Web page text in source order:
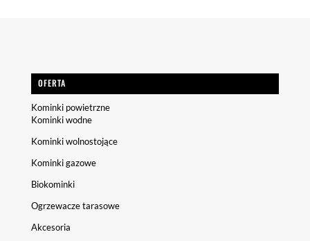
OFERTA
Kominki powietrzne
Kominki wodne
Kominki wolnostojące
Kominki gazowe
Biokominki
Ogrzewacze tarasowe
Akcesoria